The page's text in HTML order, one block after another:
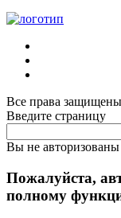
Все права
Введите страницу
Вы не авторизованы
Пожалуйста,
полному